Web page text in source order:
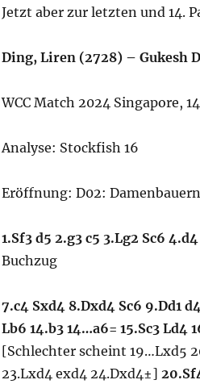
Jetzt aber zur letzten und 14.
Ding, Liren (2728) – Gukesh
WCC Match 2024 Singapore,
Analyse: Stockfish 16
Eröffnung: D02:
1.Sf3 d5 2.g3 c5 3.Lg2 Sc6
Buchzug
7.c4 Sxd4 8.Dxd4 Sc6 9.Dd1
Lb6 14.b3 14…a6= 15.Sc3 Ld4
[Schlechter scheint 19…Lxd5
23.Lxd4 exd4 24.Dxd4±]